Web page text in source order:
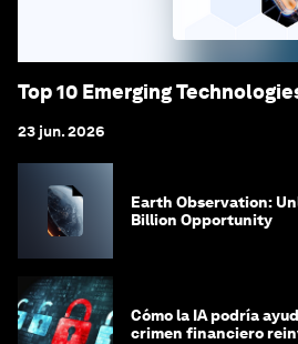
Top 10 Emerging
23 jun. 2026
Earth Observation:
Billion Opportunity
Cómo la IA podría
crimen financiero